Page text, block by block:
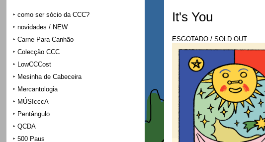
como ser sócio da CCC?
novidades / NEW
Carne Para Canhão
Colecção CCC
LowCCCost
Mesinha de Cabeceira
Mercantologia
MÚSIcccA
Pentângulo
QCDA
500 Paus
It's You
ESGOTADO / SOLD OUT